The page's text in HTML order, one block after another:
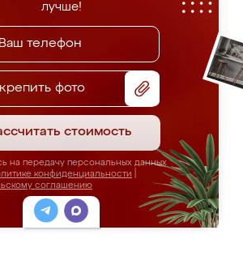
лучше!
фото
стоимость
на передачу персональных данных
конфиденциальности
соглашению